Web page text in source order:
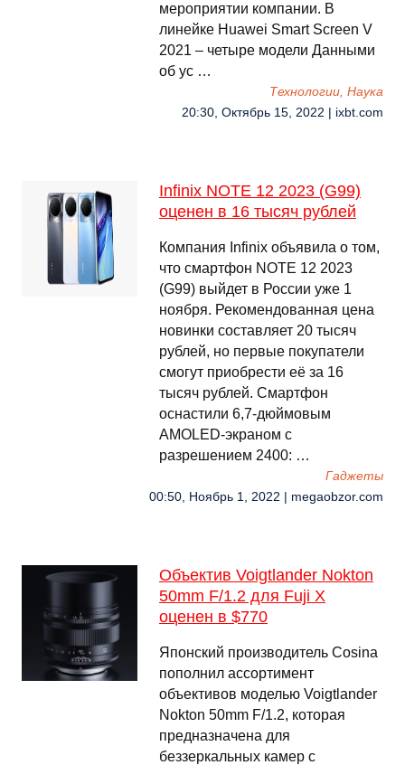
мероприятии компании. В
линейке Huawei Smart Screen V
2021 – четыре модели Данными
об ус …
Технологии, Наука
20:30, Октябрь 15, 2022 | ixbt.com
Infinix NOTE 12 2023 (G99)
оценен в 16 тысяч рублей
Компания Infinix объявила о том,
что смартфон NOTE 12 2023
(G99) выйдет в России уже 1
ноября. Рекомендованная цена
новинки составляет 20 тысяч
рублей, но первые покупатели
смогут приобрести её за 16
тысяч рублей. Смартфон
оснастили 6,7-дюймовым
AMOLED-экраном с
разрешением 2400: …
Гаджеты
00:50, Ноябрь 1, 2022 | megaobzor.com
Объектив Voigtlander Nokton
50mm F/1.2 для Fuji X
оценен в $770
Японский производитель Cosina
пополнил ассортимент
объективов моделью Voigtlander
Nokton 50mm F/1.2, которая
предназначена для
беззеркальных камер с